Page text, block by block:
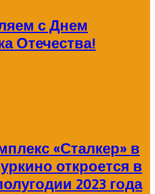
с Днем
Отечества!
«Сталкер» в
откроется в
2023 года